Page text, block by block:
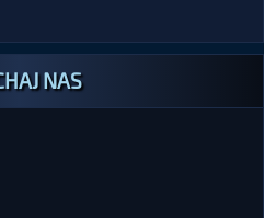
NAS